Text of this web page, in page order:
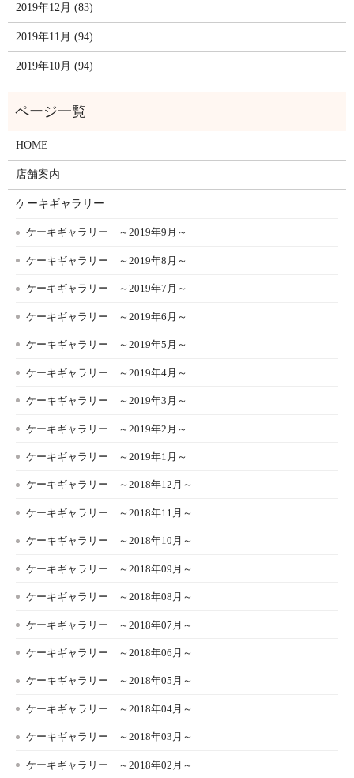
2019年12月 (83)
2019年11月 (94)
2019年10月 (94)
HOME
店舗案内
ケーキギャラリー
ケーキギャラリー ～2019年9月～
ケーキギャラリー ～2019年8月～
ケーキギャラリー ～2019年7月～
ケーキギャラリー ～2019年6月～
ケーキギャラリー ～2019年5月～
ケーキギャラリー ～2019年4月～
ケーキギャラリー ～2019年3月～
ケーキギャラリー ～2019年2月～
ケーキギャラリー ～2019年1月～
ケーキギャラリー ～2018年12月～
ケーキギャラリー ～2018年11月～
ケーキギャラリー ～2018年10月～
ケーキギャラリー ～2018年09月～
ケーキギャラリー ～2018年08月～
ケーキギャラリー ～2018年07月～
ケーキギャラリー ～2018年06月～
ケーキギャラリー ～2018年05月～
ケーキギャラリー ～2018年04月～
ケーキギャラリー ～2018年03月～
ケーキギャラリー ～2018年02月～